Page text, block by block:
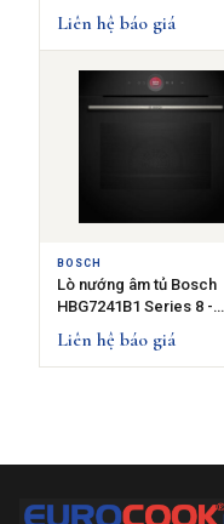
60cm - Màu đen.
Liên hệ báo giá
BOSCH
Lò nướng âm tủ Bosch
HBG7241B1 Series 8 -
60x60cm - 71L - Màu
Liên hệ báo giá